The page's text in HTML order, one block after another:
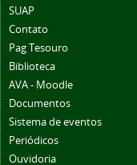
SUAP
Contato
Pag Tesouro
Biblioteca
AVA - Moodle
Documentos
Sistema de eventos
Periódicos
Ouvidoria